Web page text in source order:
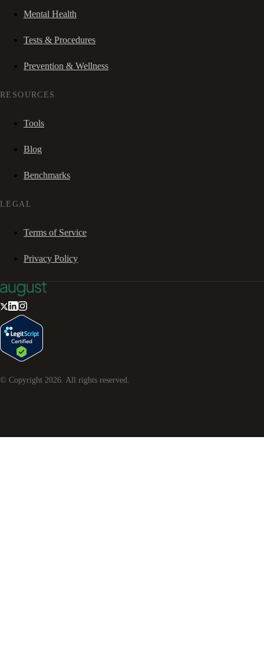
Mental Health
Tests & Procedures
Prevention & Wellness
RESOURCES
Tools
Blog
Benchmarks
LEGAL
Terms of Service
Privacy Policy
© Copyright 2026 . All rights reserved.